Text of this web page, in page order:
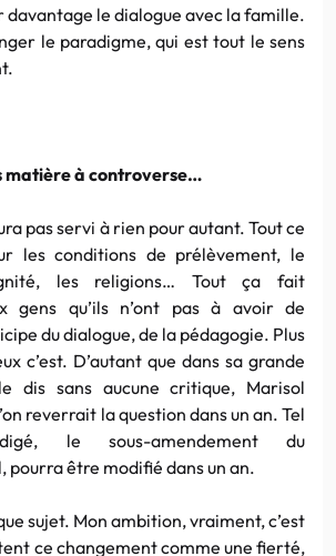
le dialogue avec la famille.
le paradigme, qui est tout le sens
matière à controverse…
pas servi à rien pour autant. Tout ce
les conditions de prélèvement, le
les religions… Tout ça fait
gens qu’ils n’ont pas à avoir de
du dialogue, de la pédagogie. Plus
c’est. D’autant que dans sa grande
dis sans aucune critique, Marisol
reverrait la question dans un an. Tel
le sous-amendement du
pourra être modifié dans un an.
sujet. Mon ambition, vraiment, c’est
ce changement comme une fierté,